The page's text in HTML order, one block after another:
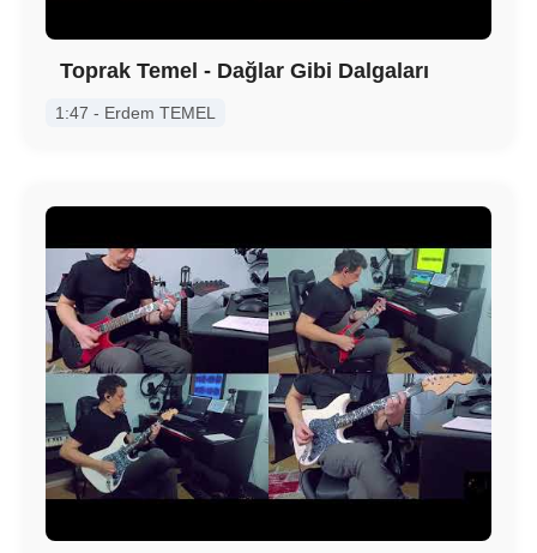
Toprak Temel - Dağlar Gibi Dalgaları
1:47 - Erdem TEMEL